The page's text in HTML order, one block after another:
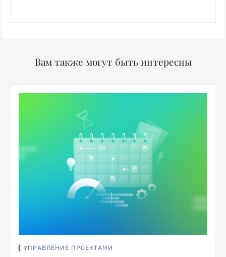
Вам также могут быть интересны
УПРАВЛЕНИЕ ПРОЕКТАМИ